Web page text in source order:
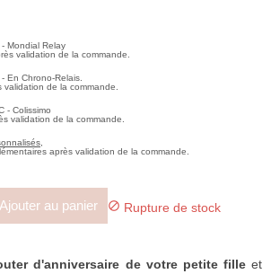
Mondial Relay
validation de la commande.
En Chrono-Relais.
de la commande.
- Colissimo
validation de la commande.
après validation de la commande.
Ajouter au panier  Rupture de stock
d'anniversaire de votre petite filleet